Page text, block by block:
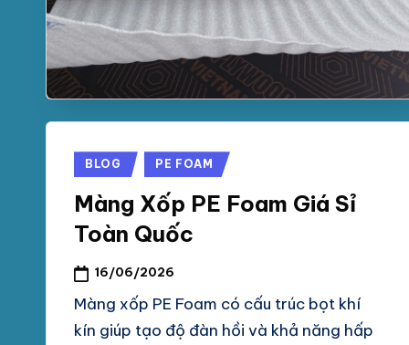
Posted
BLOG PE FOAM
Màng Xốp PE Foam Giá Sỉ
Toàn Quốc
16/06/2026
Màng xốp PE Foam có cấu trúc bọt khí
kín giúp tạo độ đàn hồi và khả năng hấp